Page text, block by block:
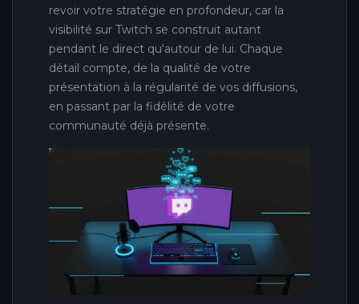
revoir votre stratégie en profondeur, car la
visibilité sur Twitch se construit autant
pendant le direct qu'autour de lui. Chaque
détail compte, de la qualité de votre
présentation à la régularité de vos diffusions,
en passant par la fidélité de votre
communauté déjà présente.